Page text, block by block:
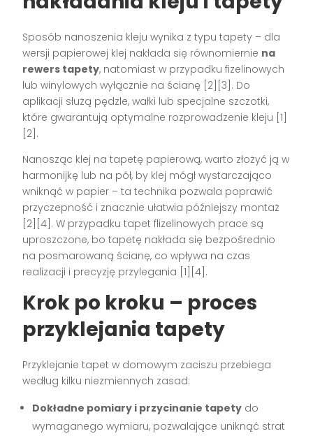
Sposób nanoszenia kleju wynika z typu tapety – dla
wersji papierowej klej nakłada się równomiernie na
rewers tapety, natomiast w przypadku fizelinowych
lub winylowych wyłącznie na ścianę [2][3] . Do
aplikacji służą pędzle, wałki lub specjalne szczotki,
które gwarantują optymalne rozprowadzenie kleju [1]
[2] .
Nanosząc klej na tapetę papierową, warto złożyć ją w
harmonijkę lub na pół, by klej mógł wystarczająco
wniknąć w papier – ta technika pozwala poprawić
przyczepność i znacznie ułatwia późniejszy montaż
[2][4] . W przypadku tapet flizelinowych prace są
uproszczone, bo tapetę nakłada się bezpośrednio
na posmarowaną ścianę, co wpływa na czas
realizacji i precyzję przylegania [1][4] .
Krok po kroku – proces
przyklejania tapety
Przyklejanie tapet w domowym zaciszu przebiega
według kilku niezmiennych zasad:
Dokładne pomiary i przycinanie tapety do
wymaganego wymiaru, pozwalające uniknąć strat